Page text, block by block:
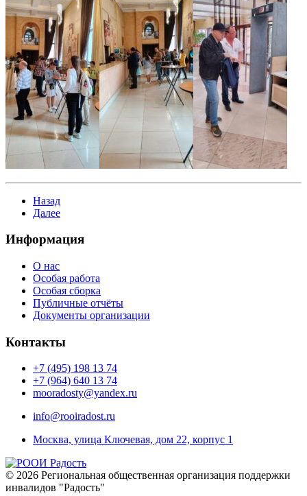
Назад
Далее
Информация
О нас
Особая работа
Особая сборка
Публичные отчёты
Документы организации
Контакты
+7 (495) 198 13 74
+7 (964) 640 13 74
mooradosty@yandex.ru
info@rooiradost.ru
Москва, улица Ключевая, дом 22, корпус 1
© 2026 Региональная общественная организация поддержки
инвалидов "Радость"